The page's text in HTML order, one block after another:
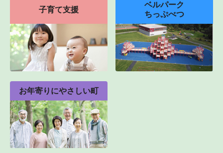
子育て支援
ベルパーク
ちっぷべつ
お年寄りにやさしい町